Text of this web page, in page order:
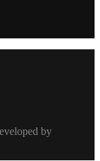
by